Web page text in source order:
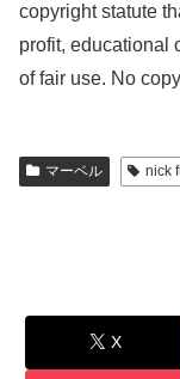
copyright statute
profit, educational
of fair use. No
マーベル nick
X